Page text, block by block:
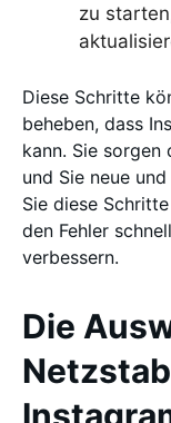
zu
Diese Schritte
beheben, dass
kann. Sie
und Sie neue
Sie diese
den Fehler
verbessern.
Die